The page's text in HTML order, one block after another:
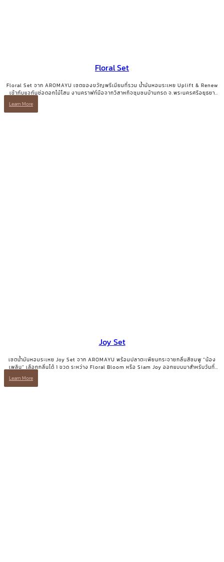
Floral Set
Floral Set จาก AROMAYU เซตของขวัญพรีเมียมที่รวม น้ำมันหอมระเหย Uplift & Renew
เข้ากับแจกันช่อดอกไม้โสน งานคราฟท์มือจากวิสาหกิจชุมชนบ้านกรด จ.พระนครศรีอยุธยา
Learn More
Joy Set
เซตน้ำมันหอมระเหย Joy Set จาก AROMAYU พร้อมปลาตะเพียนกระจายกลิ่นสีชมพู “น้อง
เพลิน” เลือกกลิ่นได้ 1 ขวด ระหว่าง Floral Bloom หรือ Siam Joy ออกแบบมาสำหรับวันที่
Learn More